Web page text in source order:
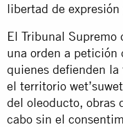
libertad de
El Tribunal
una orden a petición
quienes defienden
el territorio
del oleoducto, obras
cabo sin el